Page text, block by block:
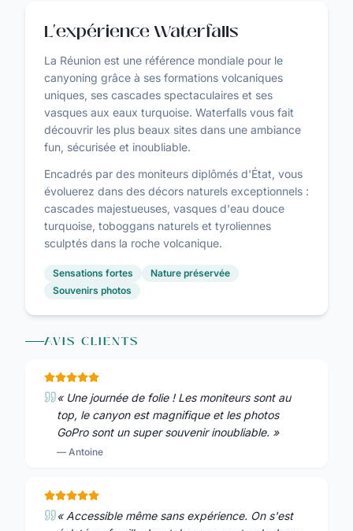
L'expérience Waterfalls
La Réunion est une référence mondiale pour le
canyoning grâce à ses formations volcaniques
uniques, ses cascades spectaculaires et ses
vasques aux eaux turquoise. Waterfalls vous fait
découvrir les plus beaux sites dans une ambiance
fun, sécurisée et inoubliable.
Encadrés par des moniteurs diplômés d'État, vous
évoluerez dans des décors naturels exceptionnels :
cascades majestueuses, vasques d'eau douce
turquoise, toboggans naturels et tyroliennes
sculptés dans la roche volcanique.
Sensations fortes
Nature préservée
Souvenirs photos
AVIS CLIENTS
« Une journée de folie ! Les moniteurs sont au
top, le canyon est magnifique et les photos
GoPro sont un super souvenir inoubliable. »
— Antoine
« Accessible même sans expérience. On s'est